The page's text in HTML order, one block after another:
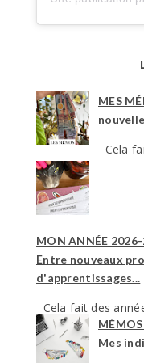
MES
Cela
MON ANNÉE
Entre nouveaux
d'apprentissages...
Cela fait des
Mes